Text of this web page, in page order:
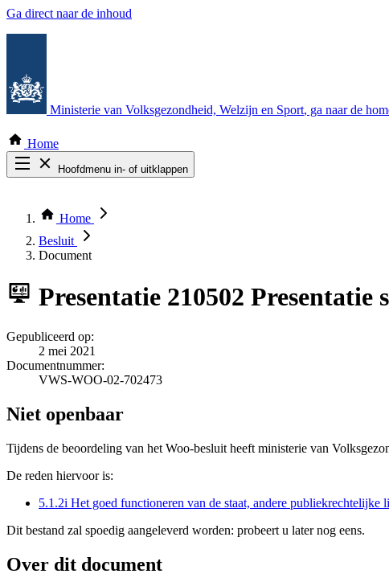
Ga direct naar de inhoud
Ministerie van Volksgezondheid, Welzijn en Sport, ga naar de
Home
Hoofdmenu in- of uitklappen
Thema COVID-19
Bekijk per bestuursorgaan
Home
Besluit
Document
Presentatie 210502
Gepubliceerd op:
2 mei 2021
Documentnummer:
VWS-WOO-02-702473
Niet openbaar
Tijdens de beoordeling van het Woo-besluit heeft ministerie van
De reden hiervoor is:
5.1.2i Het goed functioneren van de staat, andere publiekrechtelijke
Dit bestand zal spoedig aangeleverd worden: probeert u later nog eens.
Over dit document